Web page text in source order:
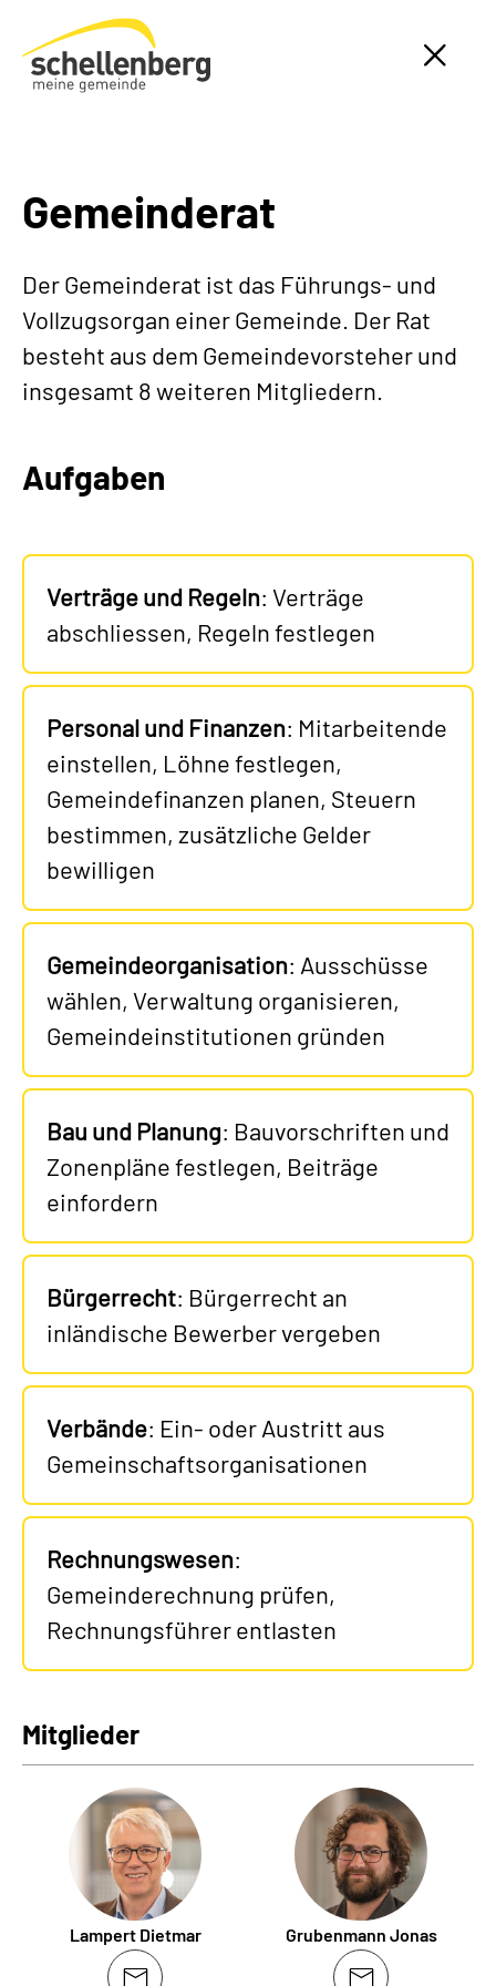
Gemeinde Schellenberg Startseite
Gemeinderat
Der Gemeinderat ist das Führungs- und
Vollzugsorgan einer Gemeinde. Der Rat
besteht aus dem Gemeindevorsteher und
insgesamt 8 weiteren Mitgliedern.
Aufgaben
Verträge und Regeln: Verträge
abschliessen, Regeln festlegen
Personal und Finanzen: Mitarbeitende
einstellen, Löhne festlegen,
Gemeindefinanzen planen, Steuern
bestimmen, zusätzliche Gelder
bewilligen
Gemeindeorganisation: Ausschüsse
wählen, Verwaltung organisieren,
Gemeindeinstitutionen gründen
Bau und Planung: Bauvorschriften und
Zonenpläne festlegen, Beiträge
einfordern
Bürgerrecht: Bürgerrecht an
inländische Bewerber vergeben
Verbände: Ein- oder Austritt aus
Gemeinschaftsorganisationen
Rechnungswesen:
Gemeinderechnung prüfen,
Rechnungsführer entlasten
Mitglieder
Lampert Dietmar Grubenmann Jonas